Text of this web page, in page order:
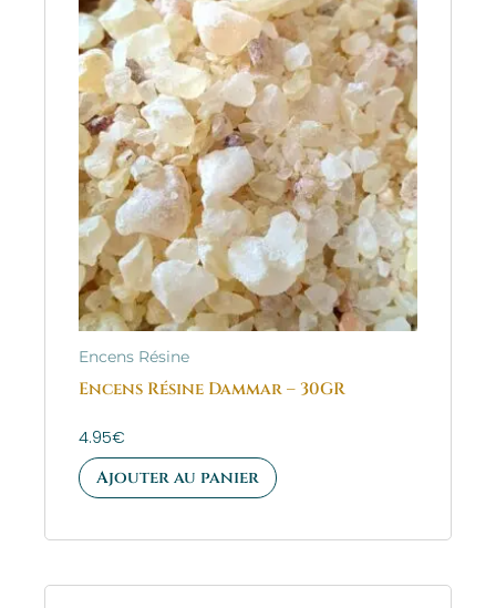
Encens Résine
Encens Résine Dammar – 30GR
4.95€
Ajouter au panier